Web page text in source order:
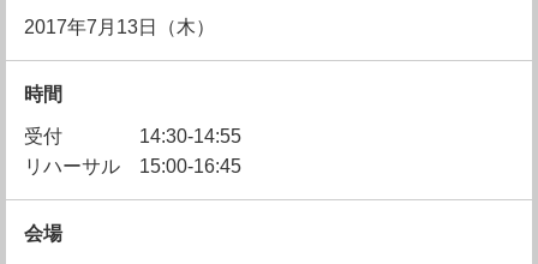
2017年7月13日（木）
時間
受付
14:30-14:55
リハーサル
15:00-16:45
会場